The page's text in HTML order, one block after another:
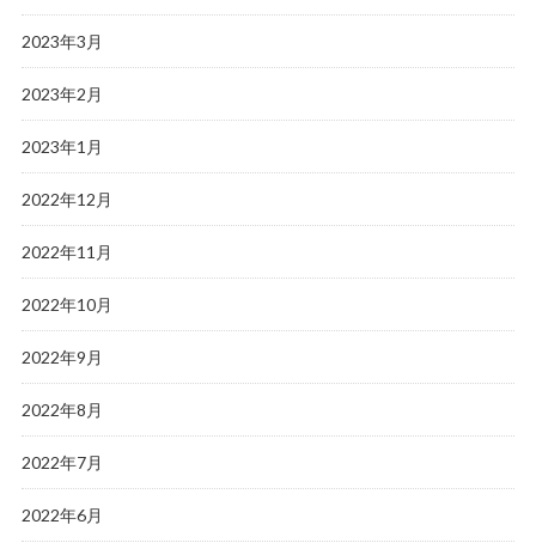
2023年3月
2023年2月
2023年1月
2022年12月
2022年11月
2022年10月
2022年9月
2022年8月
2022年7月
2022年6月